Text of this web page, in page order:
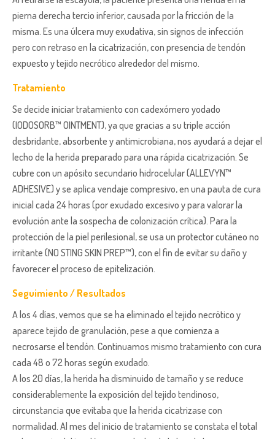
pierna derecha tercio inferior, causada por la fricción de la
misma. Es una úlcera muy exudativa, sin signos de infección
pero con retraso en la cicatrización, con presencia de tendón
expuesto y tejido necrótico alrededor del mismo.
Tratamiento
Se decide iniciar tratamiento con cadexómero yodado
(IODOSORB™ OINTMENT), ya que gracias a su triple acción
desbridante, absorbente y antimicrobiana, nos ayudará a dejar el
lecho de la herida preparado para una rápida cicatrización. Se
cubre con un apósito secundario hidrocelular (ALLEVYN™
ADHESIVE) y se aplica vendaje compresivo, en una pauta de cura
inicial cada 24 horas (por exudado excesivo y para valorar la
evolución ante la sospecha de colonización crítica). Para la
protección de la piel perilesional, se usa un protector cutáneo no
irritante (NO STING SKIN PREP™), con el fin de evitar su daño y
favorecer el proceso de epitelización.
Seguimiento / Resultados
A los 4 días, vemos que se ha eliminado el tejido necrótico y
aparece tejido de granulación, pese a que comienza a
necrosarse el tendón. Continuamos mismo tratamiento con cura
cada 48 o 72 horas según exudado.
A los 20 días, la herida ha disminuido de tamaño y se reduce
considerablemente la exposición del tejido tendinoso,
circunstancia que evitaba que la herida cicatrizase con
normalidad. Al mes del inicio de tratamiento se constata el total